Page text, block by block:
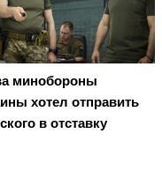
минобороны
хотел отправить
в отставку